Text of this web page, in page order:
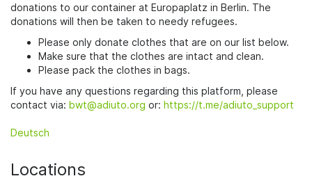
donations to our container at Europaplatz in Berlin. The
donations will then be taken to needy refugees.
Please only donate clothes that are on our list below.
Make sure that the clothes are intact and clean.
Please pack the clothes in bags.
If you have any questions regarding this platform, please
contact via: bwt@adiuto.org or: https://t.me/adiuto_support
Deutsch
Locations